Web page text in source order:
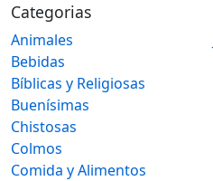
Categorias
Animales
Bebidas
Bíblicas y Religiosas
Buenísimas
Chistosas
Colmos
Comida y Alimentos